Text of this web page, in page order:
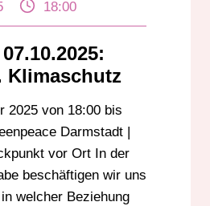
18:00
Klimaschutz
2025 von 18:00 bis
Darmstadt |
vor Ort In der
beschäftigen wir uns
welcher Beziehung